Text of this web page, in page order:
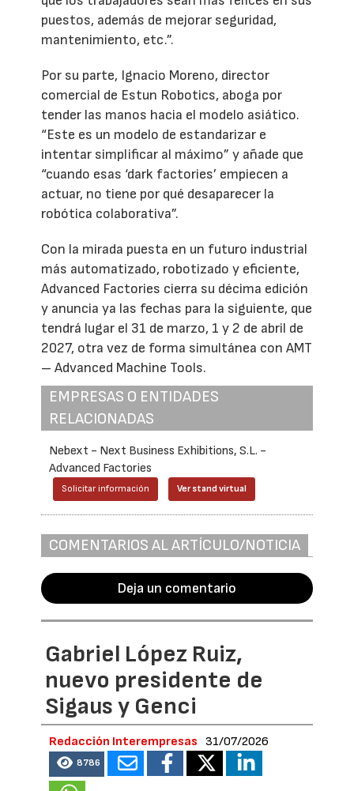
puestos, además de mejorar seguridad,
mantenimiento, etc.”.
Por su parte, Ignacio Moreno, director
comercial de Estun Robotics, aboga por
tender las manos hacia el modelo asiático.
“Este es un modelo de estandarizar e
intentar simplificar al máximo” y añade que
“cuando esas ‘dark factories’ empiecen a
actuar, no tiene por qué desaparecer la
robótica colaborativa”.
Con la mirada puesta en un futuro industrial
más automatizado, robotizado y eficiente,
Advanced Factories cierra su décima edición
y anuncia ya las fechas para la siguiente, que
tendrá lugar el 31 de marzo, 1 y 2 de abril de
2027, otra vez de forma simultánea con AMT
– Advanced Machine Tools.
EMPRESAS O ENTIDADES
RELACIONADAS
Nebext - Next Business Exhibitions, S.L. -
Advanced Factories
Solicitar información Ver stand virtual
COMENTARIOS AL ARTÍCULO/NOTICIA
Deja un comentario
Gabriel López Ruiz,
nuevo presidente de
Sigaus y Genci
Redacción Interempresas 31/07/2026
8786